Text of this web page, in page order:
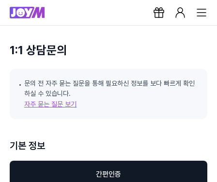
1:1 상담문의
문의 전 자주 묻는 질문을 통해 필요하신 정보를 보다 빠르게 확인
하실 수 있습니다.
자주 묻는 질문 보기
기본 정보
간편인증